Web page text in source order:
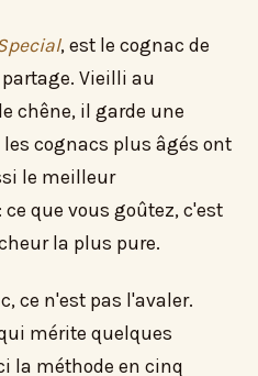
, est le cognac de
Vieilli au
chêne, il garde une
cognacs plus âgés ont
le meilleur
que vous goûtez, c'est
la plus pure.
ce n'est pas l'avaler.
mérite quelques
la méthode en cinq